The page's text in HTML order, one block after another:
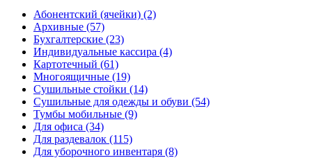
Абонентский (ячейки) (2)
Архивные (57)
Бухгалтерские (23)
Индивидуальные кассира (4)
Картотечный (61)
Многоящичные (19)
Сушильные стойки (14)
Сушильные для одежды и обуви (54)
Тумбы мобильные (9)
Для офиса (34)
Для раздевалок (115)
Для уборочного инвентаря (8)